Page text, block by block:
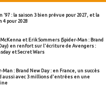
'97 : la saison 3 bien prévue pour 2027, et la
4 pour 2028
et Erik Sommers (Spider-Man : Brand
en renfort sur l'écriture de Avengers :
et Secret Wars
Man : Brand New Day : en France, un succès
aussi avec 3 millions d'entrées en une